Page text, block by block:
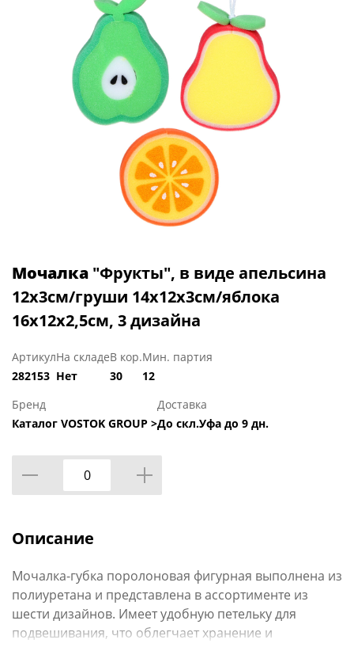
Мочалка "Фрукты", в виде апельсина
12х3см/груши 14х12х3см/яблока
16x12x2,5см, 3 дизайна
Артикул
282153
На складе
Нет
В кор.
30
Мин. партия
12
Бренд
Каталог VOSTOK GROUP >
Доставка
До скл.Уфа до 9 дн.
Описание
Мочалка-губка поролоновая фигурная выполнена из
полиуретана и представлена в ассортименте из
шести дизайнов. Имеет удобную петельку для
подвешивания, что облегчает хранение и